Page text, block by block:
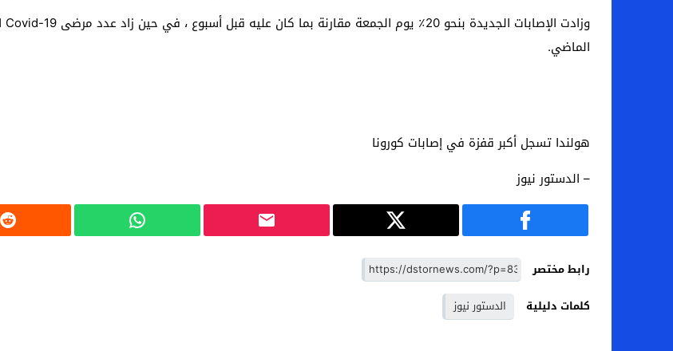
الماضي.
هولندا تسجل أكبر قفزة في إصابات كورونا
– الدستور نيوز
رابط مختصر
كلمات دليلية
الدستور نيوز